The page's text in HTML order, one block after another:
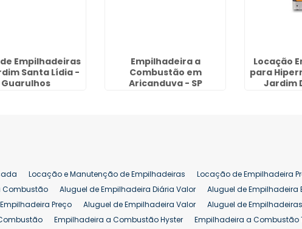
Empilhadeiras
Santa Lídia -
Guarulhos
Empilhadeira a
Combustão em
Aricanduva - SP
Locação
para
Jardim
Locação e Manutenção de Empilhadeiras
Locação de Empilhadeira
Combustão Aluguel de Empilhadeira Diária Valor
Aluguel de Empilhadeira
Preço Aluguel de Empilhadeira Valor
Aluguel de
Empilhadeira a Combustão Hyster
Empilhadeira a Combustão